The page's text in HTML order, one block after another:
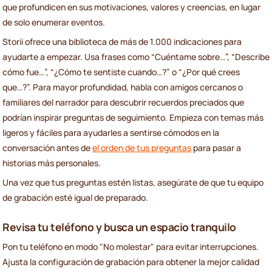
que profundicen en sus motivaciones, valores y creencias, en lugar
de solo enumerar eventos.
Storii ofrece una biblioteca de más de 1.000 indicaciones para
ayudarte a empezar. Usa frases como “Cuéntame sobre…”, “Describe
cómo fue…”, “¿Cómo te sentiste cuando…?” o “¿Por qué crees
que…?”. Para mayor profundidad, habla con amigos cercanos o
familiares del narrador para descubrir recuerdos preciados que
podrían inspirar preguntas de seguimiento. Empieza con temas más
ligeros y fáciles para ayudarles a sentirse cómodos en la
conversación antes deel orden de tus preguntas para pasar a
historias más personales.
Una vez que tus preguntas estén listas, asegúrate de que tu equipo
de grabación esté igual de preparado.
Revisa tu teléfono y busca un espacio tranquilo
Pon tu teléfono en modo "No molestar" para evitar interrupciones.
Ajusta la configuración de grabación para obtener la mejor calidad